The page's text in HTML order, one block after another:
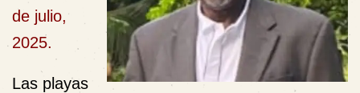
de julio,
2025.
Las playas